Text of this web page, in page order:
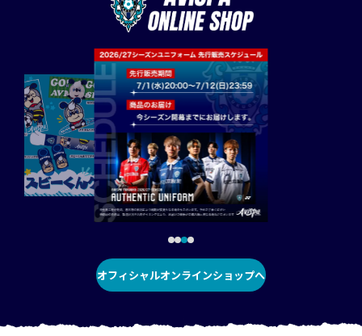
オフィシャルオンラインショップへ